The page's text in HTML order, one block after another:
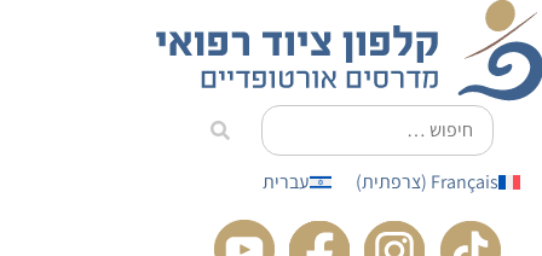
לתוכן
Français
(צרפתית) עברית